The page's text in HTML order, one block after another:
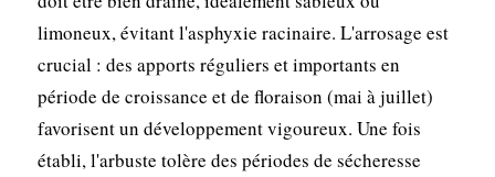
limoneux, évitant l'asphyxie racinaire. L'arrosage est
crucial : des apports réguliers et importants en
période de croissance et de floraison (mai à juillet)
favorisent un développement vigoureux. Une fois
établi, l'arbuste tolère des périodes de sécheresse